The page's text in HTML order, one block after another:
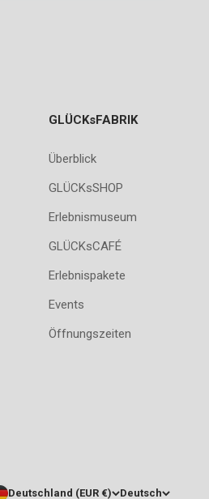
GLÜCKsFABRIK
Überblick
GLÜCKsSHOP
Erlebnismuseum
GLÜCKsCAFÉ
Erlebnispakete
Events
Öffnungszeiten
Deutschland (EUR €) Deutsch